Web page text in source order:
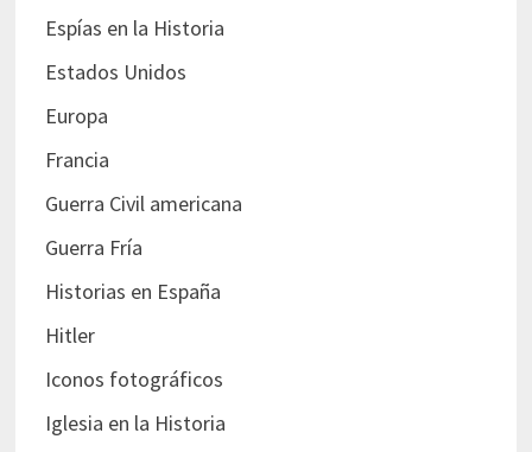
Espías en la Historia
Estados Unidos
Europa
Francia
Guerra Civil americana
Guerra Fría
Historias en España
Hitler
Iconos fotográficos
Iglesia en la Historia